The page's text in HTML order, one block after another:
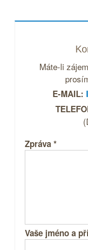
Máte-li
E-MAIL:
Zpráva *
Vaše jméno a